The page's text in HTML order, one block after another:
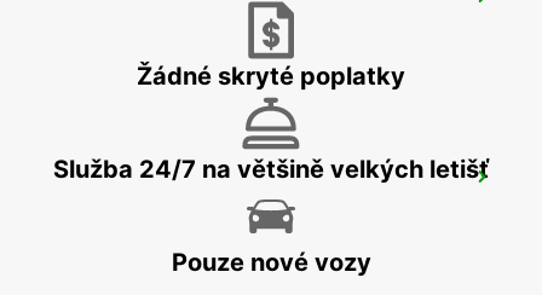
KOLDING
Žádné skryté poplatky
Služba 24/7 na většině velkých letišť
Pouze nové vozy